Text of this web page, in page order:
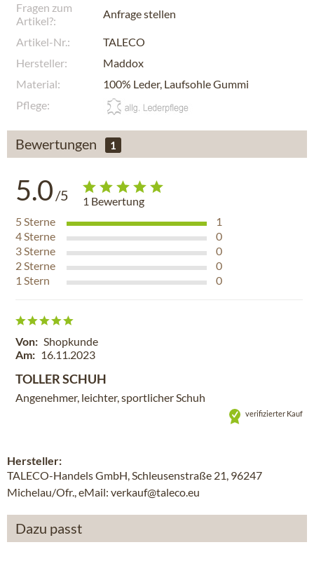
Fragen zum
Artikel?:
Anfrage stellen
Artikel-Nr.:
TALECO
Hersteller:
Maddox
Material:
100% Leder, Laufsohle Gummi
Pflege:
Bewertungen 1
5.0 /5 1 Bewertung
5Sterne
1
4Sterne
0
3Sterne
0
2Sterne
0
1 Stern 0
Von: Shopkunde
Am: 16.11.2023
TOLLER SCHUH
Angenehmer, leichter, sportlicher Schuh
verifizierter Kauf
Hersteller:
TALECO-Handels GmbH, Schleusenstraße 21, 96247
Michelau/Ofr., eMail: verkauf@taleco.eu
Dazu passt